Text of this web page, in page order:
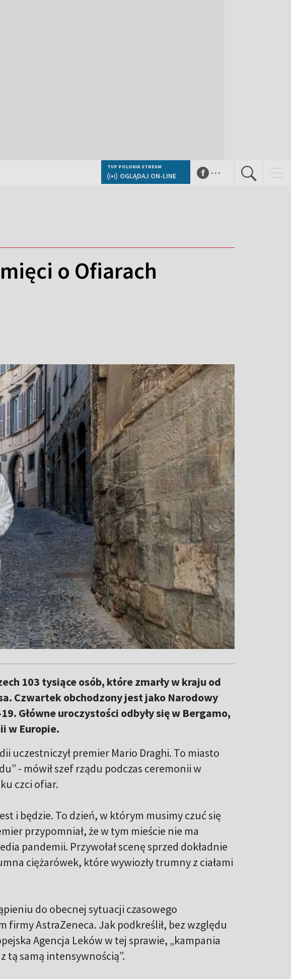
TVP POLONIA STREAM
OGLĄDAJ ON-LINE ...
o Ofiarach
103 tysiące osób, które zmarły w kraju od
Czwartek obchodzony jest jako Narodowy
Główne uroczystości odbyły się w Bergamo,
w Europie.
uczestniczył premier Mario Draghi. To miasto
- mówił szef rządu podczas ceremonii w
czci ofiar.
i będzie. To dzień, w którym musimy czuć się
przypomniał, że w tym mieście nie ma
pandemii. Przywołał scenę sprzed dokładnie
ciężarówek, które wywiozły trumny z ciałami
do obecnej sytuacji czasowego
firmy AstraZeneca. Jak podkreślił, bez względu
Agencja Leków w tej sprawie, „kampania
tą samą intensywnością”.